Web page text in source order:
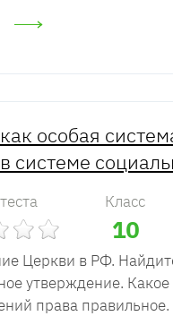
особая
системе
Класс
10
Церкви в РФ.
утверждение. Какое
права правильное.